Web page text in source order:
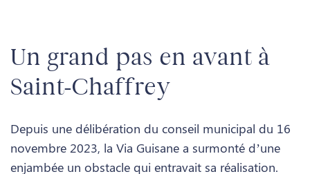
Un grand pas en avant à
Saint-Chaffrey
Depuis une délibération du conseil municipal du 16
novembre 2023, la Via Guisane a surmonté d’une
enjambée un obstacle qui entravait sa réalisation.